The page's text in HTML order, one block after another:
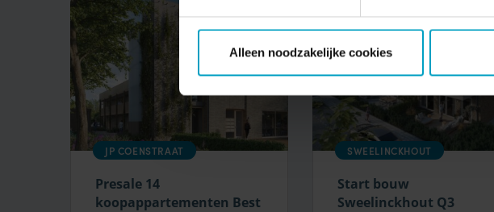
Alleen noodzakelijke cookies
JP COENSTRAAT
Presale 14
koopappartementen Best
SWEELINCKHOUT
Start bouw
Sweelinckhout Q3